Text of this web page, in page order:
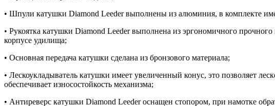
• Шпули катушки Diamond Leeder выполнены из алюминия, в комплекте
• Рукоятка катушки Diamond Leeder выполнена из эргономичного
корпусе удилища;
• Основная передача катушки сделана из бронзового материала;
• Лескоукладыватель катушки имеет увеличенный конус, это позволяет
обеспечивает износостойкость механизма;
• Антиреверс катушки Diamond Leeder оснащен стопором, при намотке